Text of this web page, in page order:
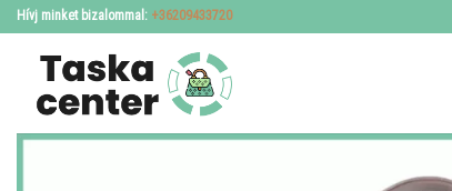
Skip
to
content
Hívj minket bizalommal: +36209433720